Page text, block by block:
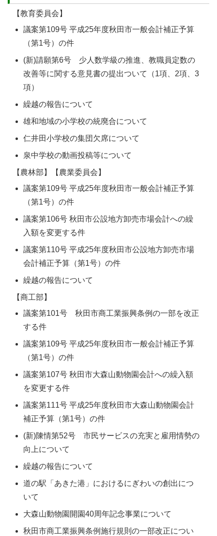
【教育委員会】
議案第109号 平成25年度秋田市一般会計補正予算
（第1号）の件
(新)請願第6号 少人数学級の推進、教職員定数の
改善等に関する意見書の提出ついて（1項、2項、3
項）
繰越の報告について
雄和地域の小学校の統廃合について
仁井田小学校の集団欠席について
泉中学校の動画投稿等について
【農林部】【農業委員会】
議案第109号 平成25年度秋田市一般会計補正予算
（第1号）の件
議案第106号 秋田市公設地方卸売市場会計への繰
入額を変更する件
議案第110号 平成25年度秋田市公設地方卸売市場
会計補正予算（第1号）の件
繰越の報告について
【商工部】
議案第101号 秋田市商工業振興条例の一部を改正
する件
議案第109号 平成25年度秋田市一般会計補正予算
（第1号）の件
議案第107号 秋田市大森山動物園会計への繰入額
を変更する件
議案第111号 平成25年度秋田市大森山動物園会計
補正予算（第1号）の件
(新)陳情第52号 市民サービスの充実と雇用情勢の
向上について
繰越の報告について
道の駅「あきた港」におけるにぎわいの創出につ
いて
大森山動物園開園40周年記念事業について
秋田市商工業振興条例施行規則の一部改正につい